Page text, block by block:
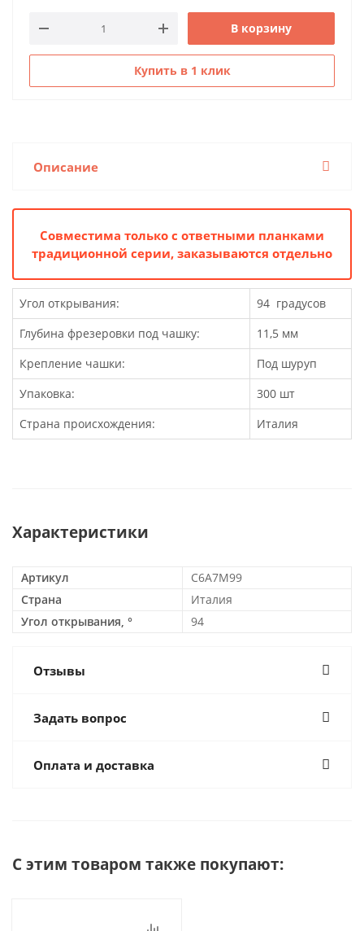
В корзину
Купить в 1 клик
Описание
Совместима только с ответными планками
традиционной серии, заказываются отдельно
Угол открывания:
94 градусов
Глубина фрезеровки под чашку:
11,5 мм
Крепление чашки:
Под шуруп
Упаковка:
300 шт
Страна происхождения:
Италия
Характеристики
Артикул
C6A7M99
Страна
Италия
Угол открывания, °
94
Отзывы
Задать вопрос
Оплата и доставка
С этим товаром также покупают: